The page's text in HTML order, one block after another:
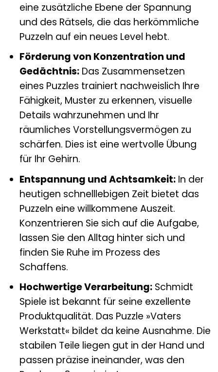
eine zusätzliche Ebene der Spannung
und des Rätsels, die das herkömmliche
Puzzeln auf ein neues Level hebt.
Förderung von Konzentration und
Gedächtnis:Das Zusammensetzen
eines Puzzles trainiert nachweislich Ihre
Fähigkeit, Muster zu erkennen, visuelle
Details wahrzunehmen und Ihr
räumliches Vorstellungsvermögen zu
schärfen. Dies ist eine wertvolle Übung
für Ihr Gehirn.
Entspannung und Achtsamkeit:In der
heutigen schnelllebigen Zeit bietet das
Puzzeln eine willkommene Auszeit.
Konzentrieren Sie sich auf die Aufgabe,
lassen Sie den Alltag hinter sich und
finden Sie Ruhe im Prozess des
Schaffens.
Hochwertige Verarbeitung:Schmidt
Spiele ist bekannt für seine exzellente
Produktqualität. Das Puzzle »Vaters
Werkstatt« bildet da keine Ausnahme. Die
stabilen Teile liegen gut in der Hand und
passen präzise ineinander, was den